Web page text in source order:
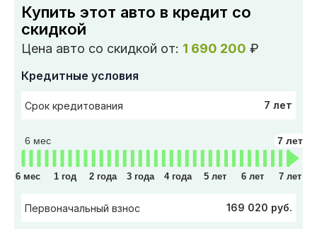
Купить этот авто в кредит со
скидкой
Цена авто со скидкой от: 1 690 200 ₽
Кредитные условия
Срок кредитования 7 лет
6 мес 7 лет
6 мес 1 год 2 года 3 года 4 года 5 лет 6 лет 7 лет
Первоначальный взнос 169 020 руб.